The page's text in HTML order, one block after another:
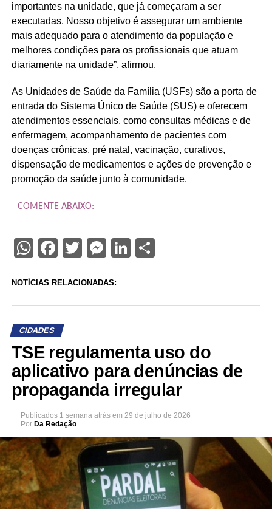
importantes na unidade, que já começaram a ser
executadas. Nosso objetivo é assegurar um ambiente
mais adequado para o atendimento da população e
melhores condições para os profissionais que atuam
diariamente na unidade”, afirmou.
As Unidades de Saúde da Família (USFs) são a porta de
entrada do Sistema Único de Saúde (SUS) e oferecem
atendimentos essenciais, como consultas médicas e de
enfermagem, acompanhamento de pacientes com
doenças crônicas, pré natal, vacinação, curativos,
dispensação de medicamentos e ações de prevenção e
promoção da saúde junto à comunidade.
COMENTE ABAIXO:
WhatsApp
Facebook
Twitter
Messenger
LinkedIn
Share
NOTÍCIAS RELACIONADAS:
CIDADES
TSE regulamenta uso do
aplicativo para denúncias de
propaganda irregular
Publicados 1 semana atrás em 29 de julho de 2026
Por Da Redação